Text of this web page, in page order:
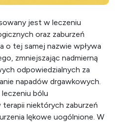
jest w leczeniu
oraz zaburzeń
o tej samej nazwie wpływa
zmniejszając nadmierną
odpowiedzialnych za
napadów drgawkowych.
bólu
niektórych zaburzeń
lękowe uogólnione. W